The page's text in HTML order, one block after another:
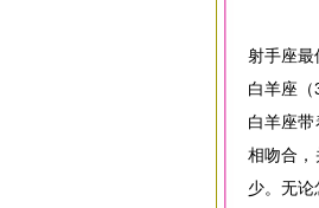
射手座最
白羊座（
白羊座
相吻合
少。无论